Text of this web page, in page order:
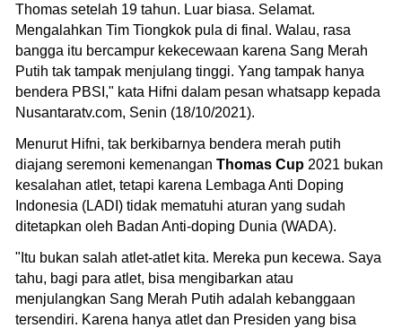
Thomas setelah 19 tahun. Luar biasa. Selamat.
Mengalahkan Tim Tiongkok pula di final. Walau, rasa
bangga itu bercampur kekecewaan karena Sang Merah
Putih tak tampak menjulang tinggi. Yang tampak hanya
bendera PBSI," kata Hifni dalam pesan whatsapp kepada
Nusantaratv.com, Senin (18/10/2021).
Menurut Hifni, tak berkibarnya bendera merah putih
diajang seremoni kemenangan Thomas Cup 2021 bukan
kesalahan atlet, tetapi karena Lembaga Anti Doping
Indonesia (LADI) tidak mematuhi aturan yang sudah
ditetapkan oleh Badan Anti-doping Dunia (WADA).
"Itu bukan salah atlet-atlet kita. Mereka pun kecewa. Saya
tahu, bagi para atlet, bisa mengibarkan atau
menjulangkan Sang Merah Putih adalah kebanggaan
tersendiri. Karena hanya atlet dan Presiden yang bisa